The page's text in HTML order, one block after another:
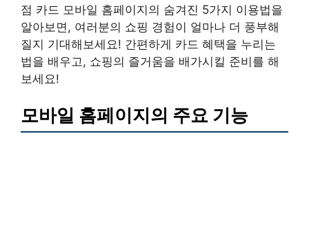
점 카드 모바일 홈페이지의 숨겨진 5가지 이용법을
알아보면, 여러분의 쇼핑 경험이 얼마나 더 풍부해
질지 기대해보세요! 간편하게 카드 혜택을 누리는
법을 배우고, 쇼핑의 즐거움을 배가시킬 준비를 해
보세요!
모바일 홈페이지의 주요 기능